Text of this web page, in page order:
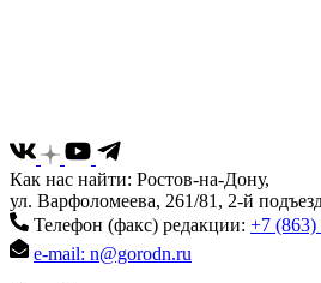
Как нас найти: Ростов-на-Дону,
ул. Варфоломеева, 261/81, 2-й
Телефон (факс) редакции: +7 (863)
e-mail: n@gorodn.ru